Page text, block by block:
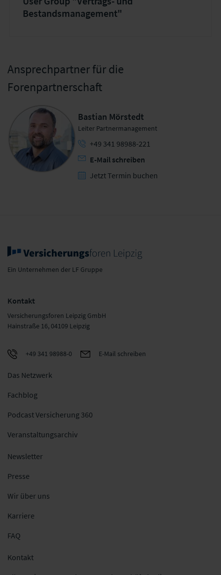
Bestandsmanagement"
Ansprechpartner für die
Forenpartnerschaft
Bastian Mörstedt
Leiter Partnermanagement
+49 341 98988-221
E-Mail schreiben
Jetzt Termin buchen
Ein Unternehmen der LF Gruppe
Kontakt
Versicherungsforen Leipzig GmbH
Hainstraße 16, 04109 Leipzig
+49 341 98988-0 E-Mail schreiben
Das Netzwerk
Fachblog
Podcast Versicherung 360
Veranstaltungsarchiv
Newsletter
Presse
Wir über uns
Karriere
FAQ
Kontakt